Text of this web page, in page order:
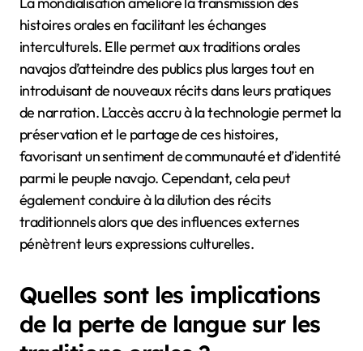
histoires orales en facilitant les échanges
interculturels. Elle permet aux traditions orales
navajos d’atteindre des publics plus larges tout en
introduisant de nouveaux récits dans leurs pratiques
de narration. L’accès accru à la technologie permet la
préservation et le partage de ces histoires,
favorisant un sentiment de communauté et d’identité
parmi le peuple navajo. Cependant, cela peut
également conduire à la dilution des récits
traditionnels alors que des influences externes
pénètrent leurs expressions culturelles.
Quelles sont les implications
de la perte de langue sur les